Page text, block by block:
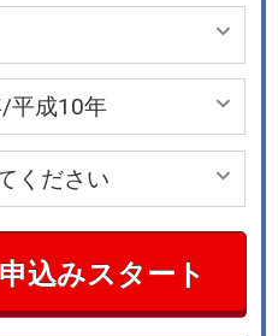
込みスタート